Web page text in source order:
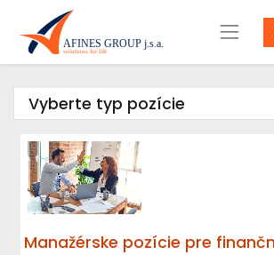
Vyberte typ pozície
Manažérske pozície pre